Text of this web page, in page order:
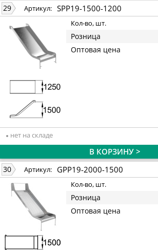
29 Артикул: SPP19-1500-1200
Кол-во, шт.
Розница
Оптовая цена
нет на складе
В КОРЗИНУ >
30 Артикул: GPP19-2000-1500
Кол-во, шт.
Розница
Оптовая цена